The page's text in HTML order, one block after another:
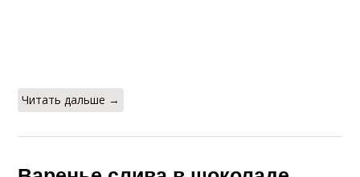
Читать дальше →